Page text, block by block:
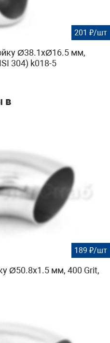
201 ₽/шт
Ø38.1хØ16.5 мм,
304) k018-5
в
189 ₽/шт
Ø50.8х1.5 мм, 400 Grit,